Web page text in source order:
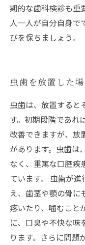
期的な歯科検診も重
人一人が自分自身で
びを保ちましょう。
虫歯を放置した
虫歯は、放置すると
す。初期段階であれ
改善できますが、放
があります。虫歯は
なく、重篤な口腔疾
ています。 虫歯が
え、歯茎や顎の骨に
疼いたり、噛むこと
に、口臭や不快な味
ります。さらに問題